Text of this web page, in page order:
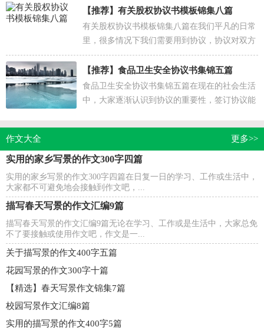
加简单方...
【推荐】 有关股权协议书模板锦集八篇
有关股权协议书模板锦集八篇在我们平凡的日常
里，很多情况下我们需要用到协议，协议对双方
的事务履行起到积极作用。想写协议却不知道该
请教谁？以...
【推荐】 食品卫生安全协议书集锦五篇
食品卫生安全协议书集锦五篇在现在的社会生活
中，大家逐渐认识到协议的重要性，签订协议能
感到非常...
作文大全 更多>>
实用的家乡写景的作文300字四篇
实用的家乡写景的作文300字四篇在日复一日的学习、工作或生活中，
大家都不可避免地会接触到作文吧，...
描写春天写景的作文汇编9篇
描写春天写景的作文汇编9篇无论在学习、工作或是生活中，大家总免
不了要接触或使用作文吧，作文是一...
关于描写景的作文400字五篇
花园写景的作文300字十篇
【精选】春天写景作文锦集7篇
校园写景作文汇编8篇
实用的描写景的作文400字5篇